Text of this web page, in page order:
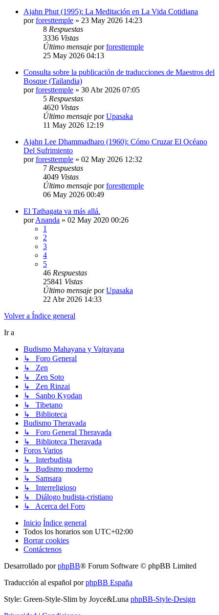
Ajahn Phut (1995): La Meditación en La Vida Cotidiana
porforesttemple » 23 May 2026 14:23
8 Respuestas
3336 Vistas
Último mensaje porforesttemple
25 May 2026 04:13
Consulta sobre la publicación de traducciones de Maestros del
Bosque (Tailandia)
porforesttemple » 30 Abr 2026 07:05
5 Respuestas
4620 Vistas
Último mensaje porUpasaka
11 May 2026 12:19
Ajahn Lee Dhammadharo (1960): Cómo Cruzar El Océano
Del Sufrimiento
porforesttemple » 02 May 2026 12:32
7 Respuestas
4049 Vistas
Último mensaje porforesttemple
06 May 2026 00:49
El Tathagata va más allá.
porAnanda » 02 May 2020 00:26
1
2
3
4
5
46 Respuestas
25841 Vistas
Último mensaje porUpasaka
22 Abr 2026 14:33
Volver a Índice general
Ir a
Budismo Mahayana y Vajrayana
↳ Foro General
↳ Zen
↳ Zen Soto
↳ Zen Rinzai
↳ Sanbo Kyodan
↳ Tibetano
↳ Biblioteca
Budismo Theravada
↳ Foro General Theravada
↳ Biblioteca Theravada
Foros Varios
↳ Interbudista
↳ Budismo moderno
↳ Samsara
↳ Interreligioso
↳ Diálogo budista-cristiano
↳ Acerca del Foro
Inicio Índice general
Todos los horarios son UTC+02:00
Borrar cookies
Contáctenos
Desarrollado porphpBB® Forum Software © phpBB Limited
Traducción al español porphpBB España
Style: Green-Style-Slim by Joyce&Luna phpBB-Style-Design